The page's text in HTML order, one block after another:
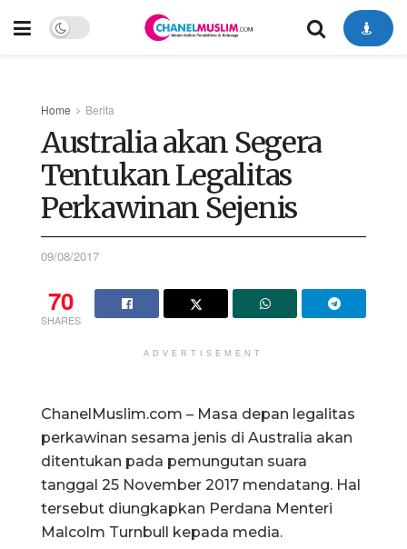
Home Berita
Australia akan Segera
Tentukan Legalitas
Perkawinan Sejenis
09/08/2017
70
SHARES
ADVERTISEMENT
ChanelMuslim.com – Masa depan legalitas
perkawinan sesama jenis di Australia akan
ditentukan pada pemungutan suara
tanggal 25 November 2017 mendatang. Hal
tersebut diungkapkan Perdana Menteri
Malcolm Turnbull kepada media.